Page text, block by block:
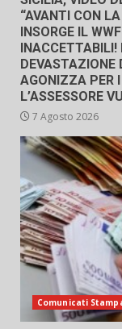
“AVANTI CON
INSORGE IL
DEVASTAZIONE
AGONIZZA PER
L’ASSESSORE
7 Agosto 2026
Comunicati